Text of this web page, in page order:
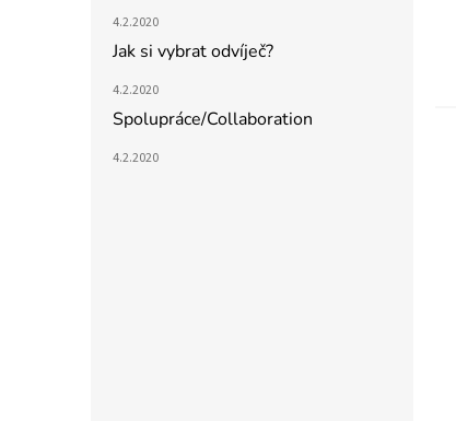
4.2.2020
Jak si vybrat odvíječ?
4.2.2020
Spolupráce/Collaboration
4.2.2020